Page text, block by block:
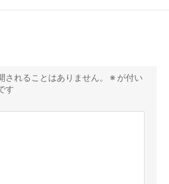
されることはありません。 ※ が付い
す